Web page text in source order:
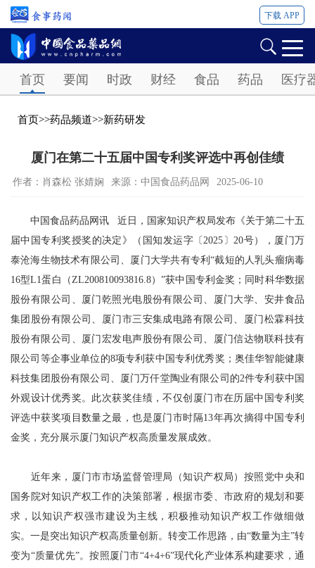
下载 APP
首页 要闻 时政 财经 食品 药品 医疗
首页>>药品频道>>新药研发
厦门在第二十五届中国专利奖评选中再创佳绩
作者：肖森松 张婧娴 来源：中国食品药品网 2025-06-10
中国食品药品网讯 近日，国家知识产权局发布《关于第二十五
届中国专利奖授奖的决定》（国知发运字〔2025〕20号），厦门万
泰沧海生物技术有限公司、厦门大学共有专利“截短的人乳头瘤病毒
16型L1蛋白（ZL200810093816.8）”获中国专利金奖；同时科华数据
股份有限公司、厦门乾照光电股份有限公司、厦门大学、安井食品
集团股份有限公司、厦门市三安集成电路有限公司、厦门松霖科技
股份有限公司、厦门宏发电声股份有限公司、厦门信达物联科技有
限公司等企事业单位的8项专利获中国专利优秀奖；奥佳华智能健康
科技集团股份有限公司、厦门万仟堂陶业有限公司的2件专利获中国
外观设计优秀奖。此次获奖佳绩，不仅创厦门市在历届中国专利奖
评选中获奖项目数量之最，也是厦门市时隔13年再次摘得中国专利
金奖，充分展示厦门知识产权高质量发展成效。
近年来，厦门市市场监督管理局（知识产权局）按照党中央和
国务院对知识产权工作的决策部署，根据市委、市政府的规划和要
求，以知识产权强市建设为主线，积极推动知识产权工作做细做
实。一是突出知识产权高质量创新。转变工作思路，由“数量为主”转
变为“质量优先”。按照厦门市“4+4+6”现代化产业体系构建要求，通